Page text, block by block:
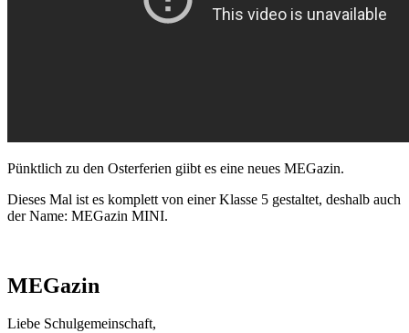
Pünktlich zu den Osterferien giibt es eine neues MEGazin.
Dieses Mal ist es komplett von einer Klasse 5 gestaltet, deshalb auch
der Name: MEGazin MINI.
MEGazin
Liebe Schulgemeinschaft,